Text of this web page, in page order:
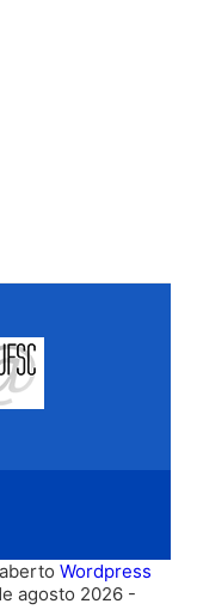
abertoWordpress
agosto 2026 -